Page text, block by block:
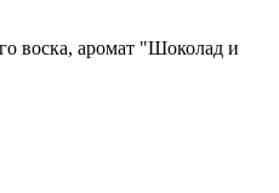
воска, аромат "Шоколад и